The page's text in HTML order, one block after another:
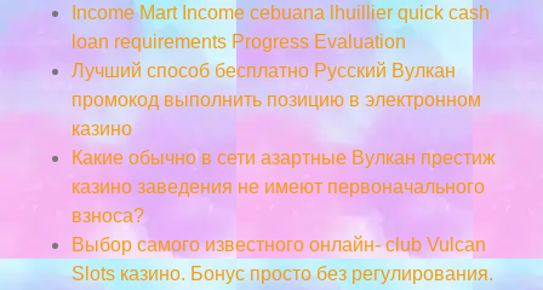
Income Mart Income cebuana lhuillier quick cash
loan requirements Progress Evaluation
Лучший способ бесплатно Русский Вулкан
промокод выполнить позицию в электронном
казино
Какие обычно в сети азартные Вулкан престиж
казино заведения не имеют первоначального
взноса?
Выбор самого известного онлайн- club Vulcan
Slots казино. Бонус просто без регулирования.